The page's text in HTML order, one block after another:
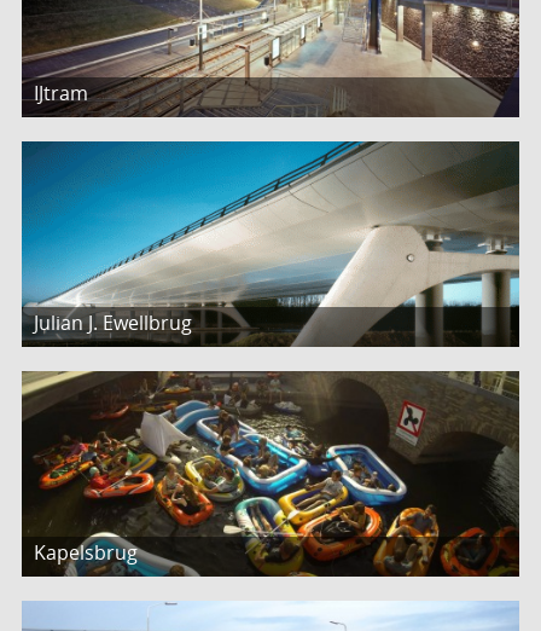
IJtram
Julian J. Ewellbrug
Kapelsbrug